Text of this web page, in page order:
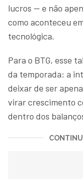
lucros — e não
como aconteceu
tecnológica.
Para o BTG, esse
da temporada: a
deixar de ser
virar crescimento
dentro dos